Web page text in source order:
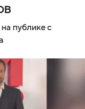
публике с